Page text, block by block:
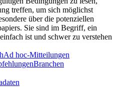
treffen, um sich möglichst
über die potenziellen
Sie sind im Begriff, ein
ist und schwer zu verstehen
Ad hoc-Mitteilungen
Branchen